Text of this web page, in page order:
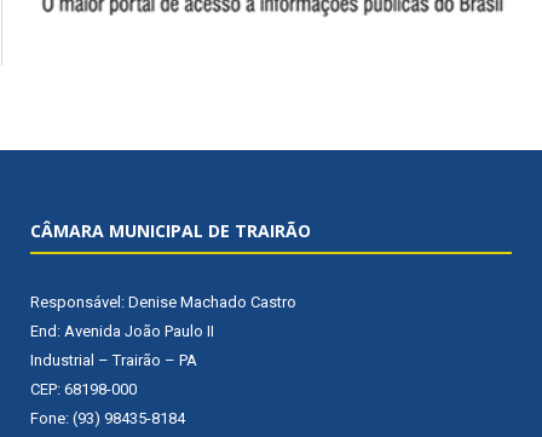
CÂMARA MUNICIPAL DE TRAIRÃO
Responsável: Denise Machado Castro
End: Avenida João Paulo II
Industrial – Trairão – PA
CEP: 68198-000
Fone: (93) 98435-8184